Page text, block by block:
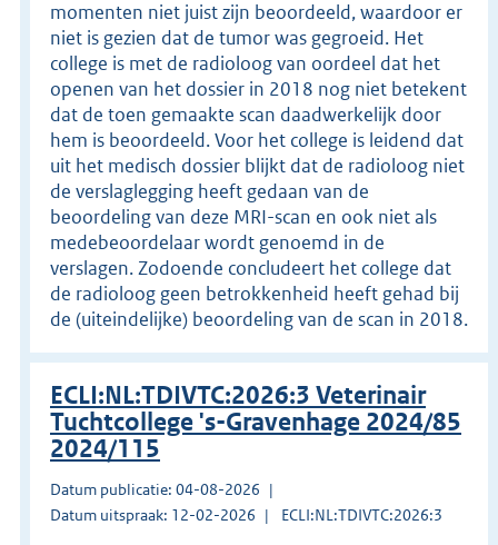
momenten niet juist zijn beoordeeld, waardoor er
niet is gezien dat de tumor was gegroeid. Het
college is met de radioloog van oordeel dat het
openen van het dossier in 2018 nog niet betekent
dat de toen gemaakte scan daadwerkelijk door
hem is beoordeeld. Voor het college is leidend dat
uit het medisch dossier blijkt dat de radioloog niet
de verslaglegging heeft gedaan van de
beoordeling van deze MRI-scan en ook niet als
medebeoordelaar wordt genoemd in de
verslagen. Zodoende concludeert het college dat
de radioloog geen betrokkenheid heeft gehad bij
de (uiteindelijke) beoordeling van de scan in 2018.
ECLI:NL:TDIVTC:2026:3 Veterinair
Tuchtcollege 's-Gravenhage 2024/85
2024/115
Datum publicatie: 04-08-2026
Datum uitspraak: 12-02-2026
ECLI:NL:TDIVTC:2026:3